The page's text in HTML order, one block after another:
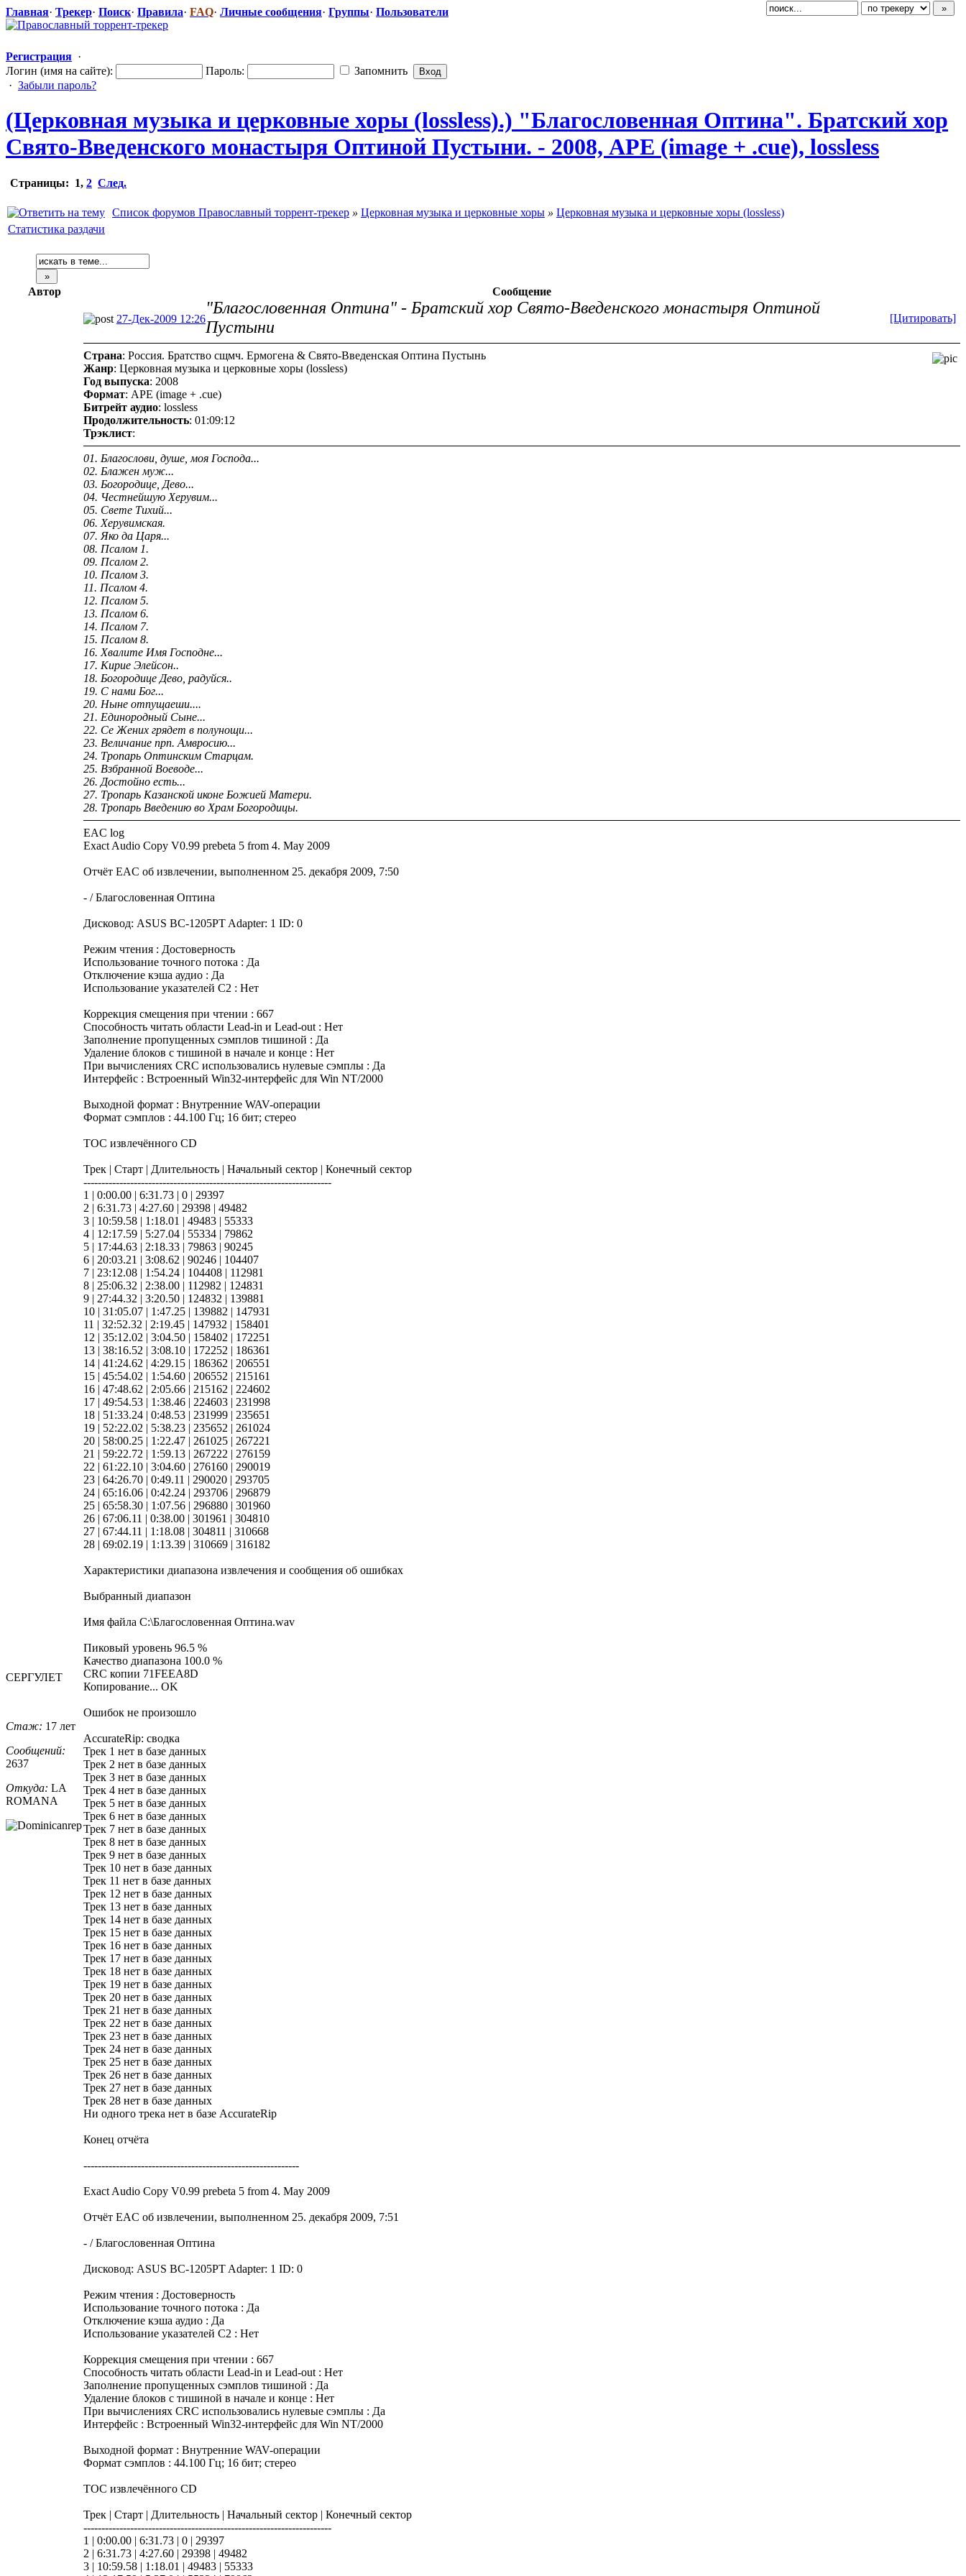
Главная· Трекер· Поиск· Правила· FAQ· Личные сообщения· Группы· Пользователи
Регистрация ·
Логин (имя на сайте):
Пароль:
Запомнить
· Забыли пароль?
(Церковная музыка и церковные хоры (lossless).) "Благосл​овенная Оптина". Братский хор
Свято-Введен​ского монастыря Оптиной Пустыни. - 2008, APE (image + .cue), lossless
Страницы: 1, 2 След.
Список форумов Православный торрент-трекер » Церковная музыка и церковные хоры » Церковная музыка и церковные хоры (lossless)
Статистика раздачи
Автор Сообщение
СЕРГУЛЕТ
Стаж: 17 лет
Сообщений:
2637
Откуда: LA
ROMANA
27-Дек-2009 12:26 [Цитировать]
"Благословенная Оптина" - Братский хор Свято-Введенского монастыря Оптиной
Пустыни
Страна: Россия. Братство сщмч. Ермогена & Свято-Введенская Оптина Пустынь
Жанр: Церковная музыка и церковные хоры (lossless)
Год выпуска: 2008
Формат: APE (image + .cue)
Битрейт аудио: lossless
Продолжительность: 01:09:12
Трэклист:
01. Благослови, душе, моя Господа...
02. Блажен муж...
03. Богородице, Дево...
04. Честнейшую Херувим...
05. Свете Тихий...
06. Херувимская.
07. Яко да Царя...
08. Псалом 1.
09. Псалом 2.
10. Псалом 3.
11. Псалом 4.
12. Псалом 5.
13. Псалом 6.
14. Псалом 7.
15. Псалом 8.
16. Хвалите Имя Господне...
17. Кирие Элейсон..
18. Богородице Дево, радуйся..
19. С нами Бог...
20. Ныне отпущаеши....
21. Единородный Сыне...
22. Се Жених грядет в полунощи...
23. Величание прп. Амвросию...
24. Тропарь Оптинским Старцам.
25. Взбранной Воеводе...
26. Достойно есть...
27. Тропарь Казанской иконе Божией Матери.
28. Тропарь Введению во Храм Богородицы.
EAC log
Exact Audio Copy V0.99 prebeta 5 from 4. May 2009
Отчёт EAC об извлечении, выполненном 25. декабря 2009, 7:50
- / Благословенная Оптина
Дисковод: ASUS BC-1205PT Adapter: 1 ID: 0
Режим чтения : Достоверность
Использование точного потока : Да
Отключение кэша аудио : Да
Использование указателей C2 : Нет
Коррекция смещения при чтении : 667
Способность читать области Lead-in и Lead-out : Нет
Заполнение пропущенных сэмплов тишиной : Да
Удаление блоков с тишиной в начале и конце : Нет
При вычислениях CRC использовались нулевые сэмплы : Да
Интерфейс : Встроенный Win32-интерфейс для Win NT/2000
Выходной формат : Внутренние WAV-операции
Формат сэмплов : 44.100 Гц; 16 бит; стерео
TOC извлечённого CD
Трек | Старт | Длительность | Начальный сектор | Конечный сектор
---------------------------------------------------------------------
1 | 0:00.00 | 6:31.73 | 0 | 29397
2 | 6:31.73 | 4:27.60 | 29398 | 49482
3 | 10:59.58 | 1:18.01 | 49483 | 55333
4 | 12:17.59 | 5:27.04 | 55334 | 79862
5 | 17:44.63 | 2:18.33 | 79863 | 90245
6 | 20:03.21 | 3:08.62 | 90246 | 104407
7 | 23:12.08 | 1:54.24 | 104408 | 112981
8 | 25:06.32 | 2:38.00 | 112982 | 124831
9 | 27:44.32 | 3:20.50 | 124832 | 139881
10 | 31:05.07 | 1:47.25 | 139882 | 147931
11 | 32:52.32 | 2:19.45 | 147932 | 158401
12 | 35:12.02 | 3:04.50 | 158402 | 172251
13 | 38:16.52 | 3:08.10 | 172252 | 186361
14 | 41:24.62 | 4:29.15 | 186362 | 206551
15 | 45:54.02 | 1:54.60 | 206552 | 215161
16 | 47:48.62 | 2:05.66 | 215162 | 224602
17 | 49:54.53 | 1:38.46 | 224603 | 231998
18 | 51:33.24 | 0:48.53 | 231999 | 235651
19 | 52:22.02 | 5:38.23 | 235652 | 261024
20 | 58:00.25 | 1:22.47 | 261025 | 267221
21 | 59:22.72 | 1:59.13 | 267222 | 276159
22 | 61:22.10 | 3:04.60 | 276160 | 290019
23 | 64:26.70 | 0:49.11 | 290020 | 293705
24 | 65:16.06 | 0:42.24 | 293706 | 296879
25 | 65:58.30 | 1:07.56 | 296880 | 301960
26 | 67:06.11 | 0:38.00 | 301961 | 304810
27 | 67:44.11 | 1:18.08 | 304811 | 310668
28 | 69:02.19 | 1:13.39 | 310669 | 316182
Характеристики диапазона извлечения и сообщения об ошибках
Выбранный диапазон
Имя файла C:\Благословенная Оптина.wav
Пиковый уровень 96.5 %
Качество диапазона 100.0 %
CRC копии 71FEEA8D
Копирование... OK
Ошибок не произошло
AccurateRip: сводка
Трек 1 нет в базе данных
Трек 2 нет в базе данных
Трек 3 нет в базе данных
Трек 4 нет в базе данных
Трек 5 нет в базе данных
Трек 6 нет в базе данных
Трек 7 нет в базе данных
Трек 8 нет в базе данных
Трек 9 нет в базе данных
Трек 10 нет в базе данных
Трек 11 нет в базе данных
Трек 12 нет в базе данных
Трек 13 нет в базе данных
Трек 14 нет в базе данных
Трек 15 нет в базе данных
Трек 16 нет в базе данных
Трек 17 нет в базе данных
Трек 18 нет в базе данных
Трек 19 нет в базе данных
Трек 20 нет в базе данных
Трек 21 нет в базе данных
Трек 22 нет в базе данных
Трек 23 нет в базе данных
Трек 24 нет в базе данных
Трек 25 нет в базе данных
Трек 26 нет в базе данных
Трек 27 нет в базе данных
Трек 28 нет в базе данных
Ни одного трека нет в базе AccurateRip
Конец отчёта
------------------------------------------------------------
Exact Audio Copy V0.99 prebeta 5 from 4. May 2009
Отчёт EAC об извлечении, выполненном 25. декабря 2009, 7:51
- / Благословенная Оптина
Дисковод: ASUS BC-1205PT Adapter: 1 ID: 0
Режим чтения : Достоверность
Использование точного потока : Да
Отключение кэша аудио : Да
Использование указателей C2 : Нет
Коррекция смещения при чтении : 667
Способность читать области Lead-in и Lead-out : Нет
Заполнение пропущенных сэмплов тишиной : Да
Удаление блоков с тишиной в начале и конце : Нет
При вычислениях CRC использовались нулевые сэмплы : Да
Интерфейс : Встроенный Win32-интерфейс для Win NT/2000
Выходной формат : Внутренние WAV-операции
Формат сэмплов : 44.100 Гц; 16 бит; стерео
TOC извлечённого CD
Трек | Старт | Длительность | Начальный сектор | Конечный сектор
---------------------------------------------------------------------
1 | 0:00.00 | 6:31.73 | 0 | 29397
2 | 6:31.73 | 4:27.60 | 29398 | 49482
3 | 10:59.58 | 1:18.01 | 49483 | 55333